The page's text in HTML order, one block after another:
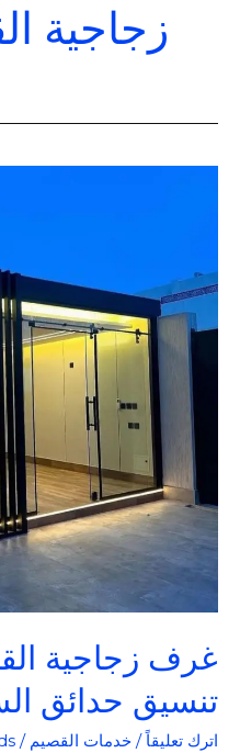
زجاجية
غرف زجاجية
تنسيق حدائق
اترك تعليقاً / خدمات القصيم /
بأقل
تكلفة
|
تنسيق
السعودية